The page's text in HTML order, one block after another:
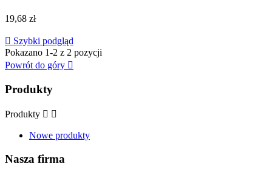
Cena
19,68 zł
 Szybki podgląd
Pokazano 1-2 z 2 pozycji
Powrót do góry 
Produkty
Produkty  
Nowe produkty
Nasza firma